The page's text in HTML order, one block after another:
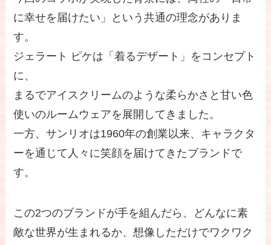
に幸せを届けたい」という共通の理念がありま
す。
ジェラート ピケは「着るデザート」をコンセプト
に、
まるでアイスクリームのような柔らかさと甘い色
使いのルームウェアを展開してきました。
一方、サンリオは1960年の創業以来、キャラクタ
ーを通じて人々に笑顔を届けてきたブランドで
す。
この2つのブランドが手を組んだら、どんなに素
敵な世界が生まれるか、想像しただけでワクワク